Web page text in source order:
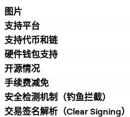
图片
支持平台
支持代币和链
硬件钱包支持
开源情况
手续费减免
安全检测机制（钓鱼拦截）
交易签名解析（Clear Signing）